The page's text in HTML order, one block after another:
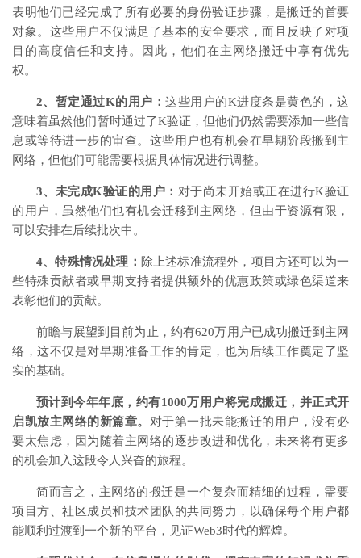
表明他们已经完成了所有必要的身份验证步骤，是搬迁的首要
对象。这些用户不仅满足了基本的安全要求，而且反映了对项
目的高度信任和支持。因此，他们在主网络搬迁中享有优先
权。
2、暂定通过K的用户：这些用户的K进度条是黄色的，这
意味着虽然他们暂时通过了K验证，但他们仍然需要添加一些信
息或等待进一步的审查。这些用户也有机会在早期阶段搬到主
网络，但他们可能需要根据具体情况进行调整。
3、未完成K验证的用户： 对于尚未开始或正在进行K验证
的用户，虽然他们也有机会迁移到主网络，但由于资源有限，
可以安排在后续批次中。
4、特殊情况处理： 除上述标准流程外，项目方还可以为一
些特殊贡献者或早期支持者提供额外的优惠政策或绿色渠道来
表彰他们的贡献。
前瞻与展望到目前为止，约有620万用户已成功搬迁到主网
络，这不仅是对早期准备工作的肯定，也为后续工作奠定了坚
实的基础。
预计到今年年底，约有1000万用户将完成搬迁，并正式开
启凯放主网络的新篇章。 对于第一批未能搬迁的用户，没有必
要太焦虑，因为随着主网络的逐步改进和优化，未来将有更多
的机会加入这段令人兴奋的旅程。
简而言之，主网络的搬迁是一个复杂而精细的过程，需要
项目方、社区成员和技术团队的共同努力，以确保每个用户都
能顺利过渡到一个新的平台，见证Web3时代的辉煌。